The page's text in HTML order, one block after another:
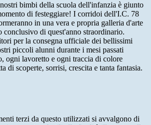
bimbi della scuola dell'infanzia è giunto
di festeggiare! I corridoi dell'I.C. 78
in una vera e propria galleria d'arte
conclusivo di quest'anno straordinario.
per la consegna ufficiale dei bellissimi
piccoli alunni durante i mesi passati
ogni lavoretto e ogni traccia di colore
di scoperte, sorrisi, crescita e tanta fantasia.
terzi da questo utilizzati si avvalgono di